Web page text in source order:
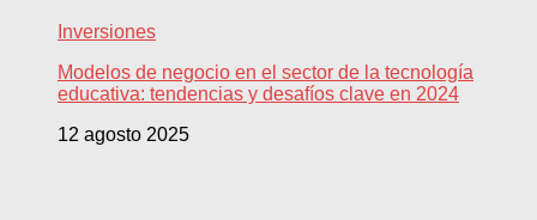
Inversiones
Modelos de negocio en el sector de la tecnología
educativa: tendencias y desafíos clave en 2024
12 agosto 2025